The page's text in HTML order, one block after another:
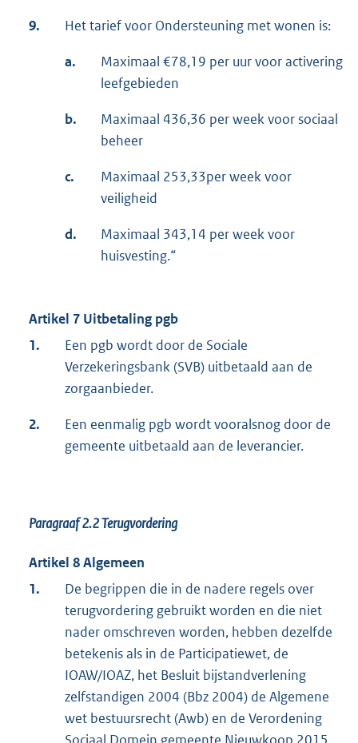
9. Het tarief voor Ondersteuning met wonen is:
a.
Maximaal €78,19 per uur voor activering
leefgebieden
b.
Maximaal 436,36 per week voor sociaal
beheer
c.
Maximaal 253,33per week voor
veiligheid
d.
Maximaal 343,14 per week voor
huisvesting.“
Artikel 7 Uitbetaling pgb
1.
Een pgb wordt door de Sociale
Verzekeringsbank (SVB) uitbetaald aan de
zorgaanbieder.
2.
Een eenmalig pgb wordt vooralsnog door de
gemeente uitbetaald aan de leverancier.
Paragraaf 2.2Terugvordering
Artikel 8 Algemeen
1.
De begrippen die in de nadere regels over
terugvordering gebruikt worden en die niet
nader omschreven worden, hebben dezelfde
betekenis als in de Participatiewet, de
IOAW/IOAZ, het Besluit bijstandverlening
zelfstandigen 2004 (Bbz 2004) de Algemene
wet bestuursrecht (Awb) en de Verordening